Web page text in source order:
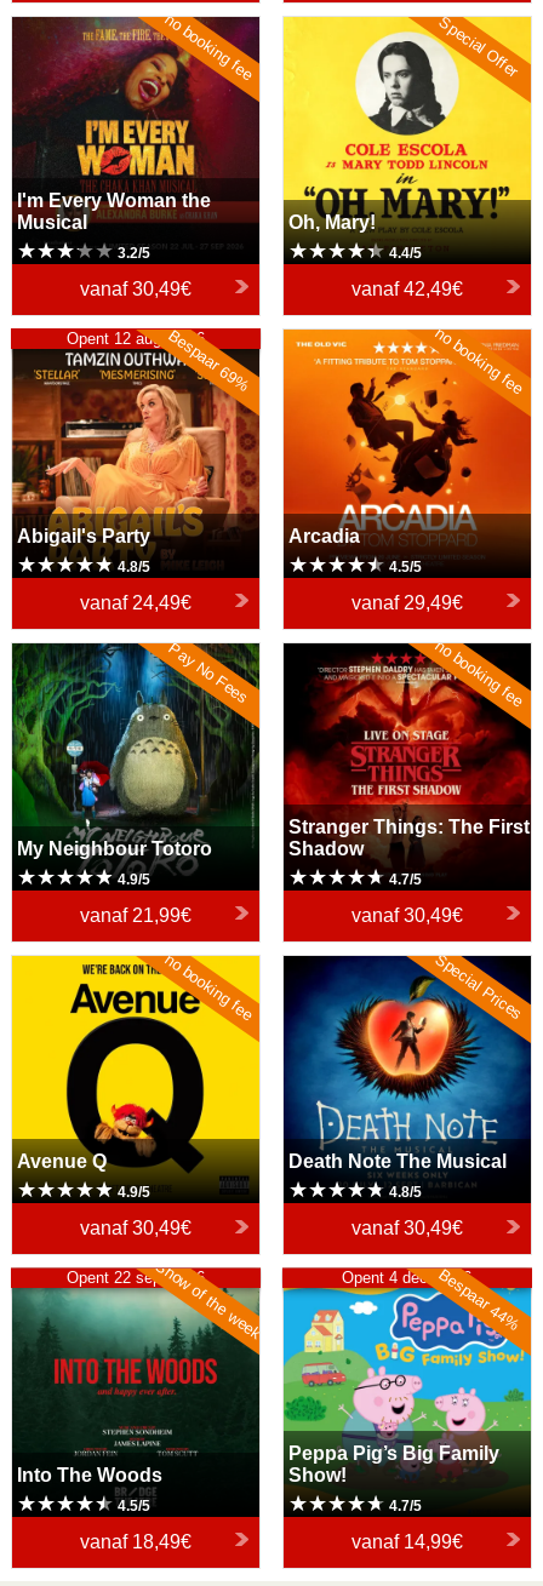
I'm Every Woman the
Musical
no booking fee
I'm Every Woman the
Musical
3.2/5
vanaf30,49€
Special Offer
Oh, Mary!
4.4/5
vanaf42,49€
Abigail's Party Bespaar 69%
Opent 12 aug. 2026
Abigail's Party
4.8/5
vanaf 24,49€
Arcadia no booking fee
Arcadia
4.5/5
vanaf 29,49€
My Neighbour TotoroPay No Fees
My Neighbour Totoro
4.9/5
vanaf 21,99€
Stranger Things: The First
Shadow
no booking fee
Stranger Things: The First
Shadow
4.7/5
vanaf30,49€
Avenue Q no booking fee
Avenue Q
4.9/5
vanaf30,49€
Death Note The Musical
Special Prices
Death Note The Musical
4.8/5
vanaf30,49€
Into The WoodsShow of the week
Opent 22 sep. 2026
Into The Woods
4.5/5
vanaf 18,49€
Peppa Pig’s Big Family
Show!
Bespaar 44%
Opent 4 dec. 2026
Peppa Pig’s Big Family
Show!
4.7/5
vanaf 14,99€